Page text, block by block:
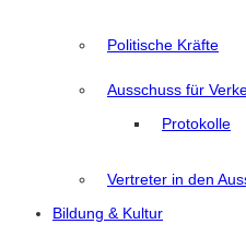
Politische Kräfte
Ausschuss für
Protokolle
Vertreter in den
Bildung & Kultur